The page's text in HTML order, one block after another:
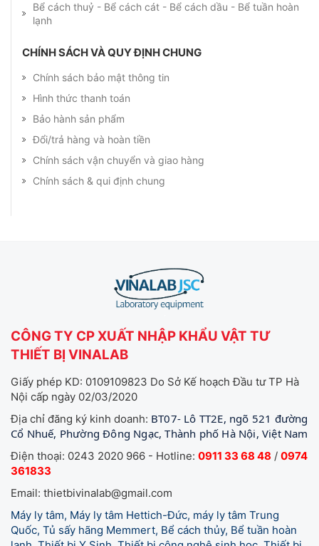
Bể cách thuỷ - Bể cách cát - Bể cách dầu - Bể tuần hoàn
lạnh
CHÍNH SÁCH VÀ QUY ĐỊNH CHUNG
Chính sách bảo mật thông tin
Hình thức thanh toán
Bảo hành sản phẩm
Đổi/trả hàng và hoàn tiền
Chính sách vận chuyển và giao hàng
Chính sách & qui định chung
CÔNG TY CP XUẤT NHẬP KHẨU VẬT TƯ
THIẾT BỊ VINALAB
Giấy phép KD: 0109109823 Do Sở Kế hoạch Đầu tư TP Hà
Nội cấp ngày 02/03/2020
Địa chỉ đăng ký kinh doanh: BT07- Lô TT2E, ngõ 521 đường
Cổ Nhuế, Phường Đông Ngạc, Thành phố Hà Nội, Việt Nam
Điện thoại: 0243 2020 966 - Hotline: 0911 33 68 48 / 0974
361833
Email: thietbivinalab@gmail.com
Máy ly tâm, Máy ly tâm Hettich-Đức, máy ly tâm Trung
Quốc, Tủ sấy hãng Memmert, Bể cách thủy, Bể tuần hoàn